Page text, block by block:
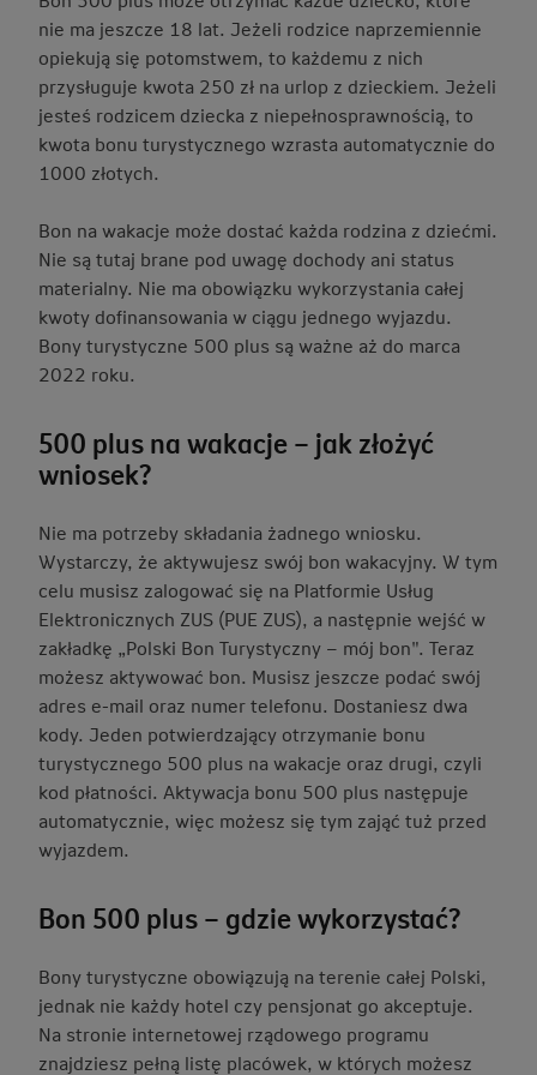
nie ma jeszcze 18 lat. Jeżeli rodzice naprzemiennie
opiekują się potomstwem, to każdemu z nich
przysługuje kwota 250 zł na urlop z dzieckiem. Jeżeli
jesteś rodzicem dziecka z niepełnosprawnością, to
kwota bonu turystycznego wzrasta automatycznie do
1000 złotych.
Bon na wakacje może dostać każda rodzina z dziećmi.
Nie są tutaj brane pod uwagę dochody ani status
materialny. Nie ma obowiązku wykorzystania całej
kwoty dofinansowania w ciągu jednego wyjazdu.
Bony turystyczne 500 plus są ważne aż do marca
2022 roku.
500 plus na wakacje – jak złożyć
wniosek?
Nie ma potrzeby składania żadnego wniosku.
Wystarczy, że aktywujesz swój bon wakacyjny. W tym
celu musisz zalogować się na Platformie Usług
Elektronicznych ZUS (PUE ZUS), a następnie wejść w
zakładkę „Polski Bon Turystyczny – mój bon". Teraz
możesz aktywować bon. Musisz jeszcze podać swój
adres e-mail oraz numer telefonu. Dostaniesz dwa
kody. Jeden potwierdzający otrzymanie bonu
turystycznego 500 plus na wakacje oraz drugi, czyli
kod płatności. Aktywacja bonu 500 plus następuje
automatycznie, więc możesz się tym zająć tuż przed
wyjazdem.
Bon 500 plus – gdzie wykorzystać?
Bony turystyczne obowiązują na terenie całej Polski,
jednak nie każdy hotel czy pensjonat go akceptuje.
Na stronie internetowej rządowego programu
znajdziesz pełną listę placówek, w których możesz